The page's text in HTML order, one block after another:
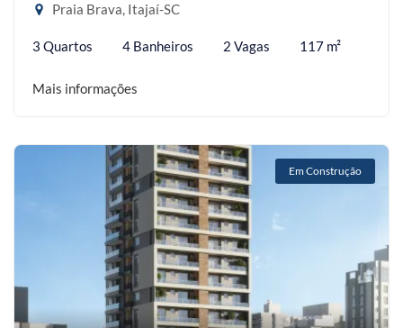
Praia Brava, Itajaí-SC
3 Quartos 4 Banheiros 2 Vagas 117 m²
Mais informações
Em Construção